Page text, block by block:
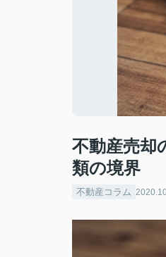
不動産売却
類の境界
不動産コラム